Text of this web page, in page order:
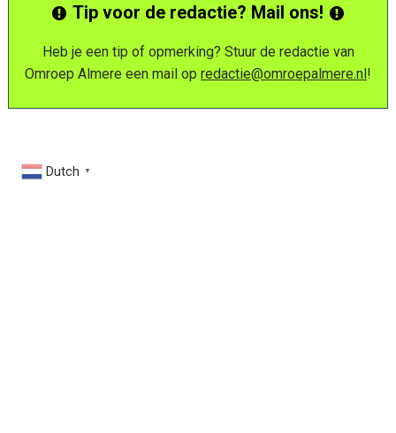
Tip voor de redactie? Mail ons!
Heb je een tip of opmerking? Stuur de redactie van
Omroep Almere een mail op redactie@omroepalmere.nl!
Dutch ▼